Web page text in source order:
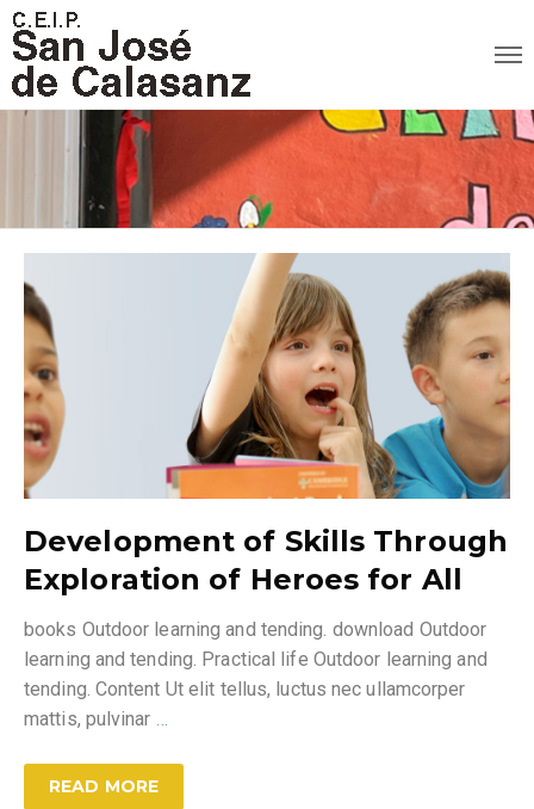
Development of Skills Through
Exploration of Heroes for All
books Outdoor learning and tending. download Outdoor
learning and tending. Practical life Outdoor learning and
tending. Content Ut elit tellus, luctus nec ullamcorper
mattis, pulvinar …
READ MORE